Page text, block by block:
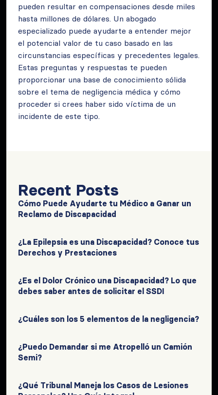
pueden resultar en compensaciones desde miles
hasta millones de dólares. Un abogado
especializado puede ayudarte a entender mejor
el potencial valor de tu caso basado en las
circunstancias específicas y precedentes legales.
Estas preguntas y respuestas te pueden
proporcionar una base de conocimiento sólida
sobre el tema de negligencia médica y cómo
proceder si crees haber sido víctima de un
incidente de este tipo.
Recent Posts
Cómo Puede Ayudarte tu Médico a Ganar un
Reclamo de Discapacidad
¿La Epilepsia es una Discapacidad? Conoce tus
Derechos y Prestaciones
¿Es el Dolor Crónico una Discapacidad? Lo que
debes saber antes de solicitar el SSDI
¿Cuáles son los 5 elementos de la negligencia?
¿Puedo Demandar si me Atropelló un Camión
Semi?
¿Qué Tribunal Maneja los Casos de Lesiones